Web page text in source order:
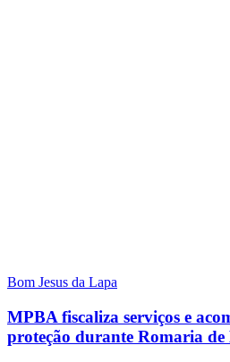
Bom Jesus da Lapa
MPBA fiscaliza serviços e
proteção durante Romaria de